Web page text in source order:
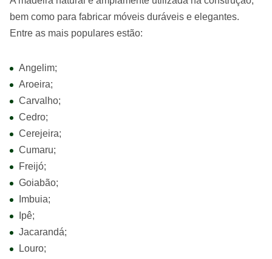
bem como para fabricar móveis duráveis e elegantes.
Entre as mais populares estão:
Angelim;
Aroeira;
Carvalho;
Cedro;
Cerejeira;
Cumaru;
Freijó;
Goiabão;
Imbuia;
Ipê;
Jacarandá;
Louro;